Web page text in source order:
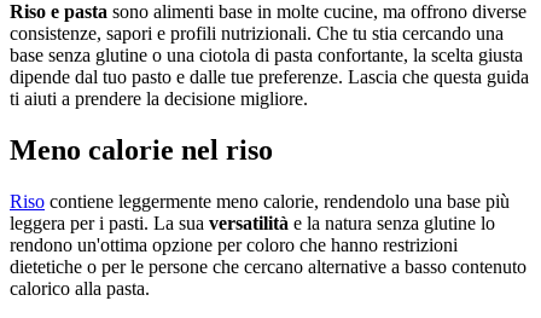
Riso e pasta sono alimenti base in molte cucine, ma offrono diverse
consistenze, sapori e profili nutrizionali. Che tu stia cercando una
base senza glutine o una ciotola di pasta confortante, la scelta giusta
dipende dal tuo pasto e dalle tue preferenze. Lascia che questa guida
ti aiuti a prendere la decisione migliore.
Meno calorie nel riso
Riso contiene leggermente meno calorie, rendendolo una base più
leggera per i pasti. La sua versatilità e la natura senza glutine lo
rendono un'ottima opzione per coloro che hanno restrizioni
dietetiche o per le persone che cercano alternative a basso contenuto
calorico alla pasta.